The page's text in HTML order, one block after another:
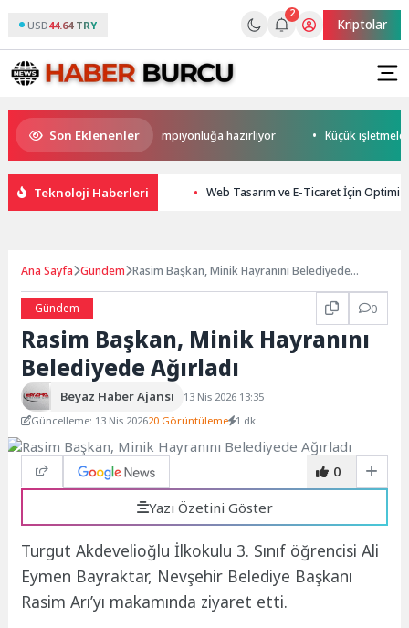
USD44.64 TRY
2
Kriptolar
Son Eklenenler
baba, kızını kortlarda şampiyonluğa hazırlıyor Küçük işletmeler
Teknoloji Haberleri Web Tasarım ve E-Ticaret İçin
Ana Sayfa Gündem Rasim Başkan, Minik Hayranını Belediyede
Gündem
0
Rasim Başkan, Minik Hayranını
Belediyede Ağırladı
Beyaz Haber Ajansı
13 Nis 2026 13:35
Güncelleme: 13 Nis 202620 Görüntüleme 1 dk.
0
Yazı Özetini Göster
Turgut Akdevelioğlu İlkokulu 3. Sınıf öğrencisi Ali
Eymen Bayraktar, Nevşehir Belediye Başkanı
Rasim Arı’yı makamında ziyaret etti.